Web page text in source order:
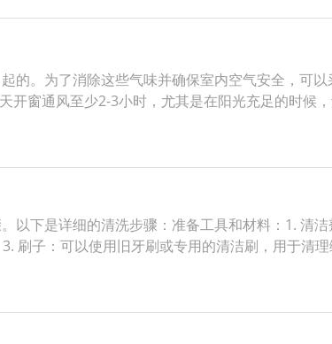
的。为了消除这些气味并确保室内空气安全，可
窗通风至少2-3小时，尤其是在阳光充足的时候
以下是详细的清洗步骤：准备工具和材料：1. 清
刷子：可以使用旧牙刷或专用的清洁刷，用于清